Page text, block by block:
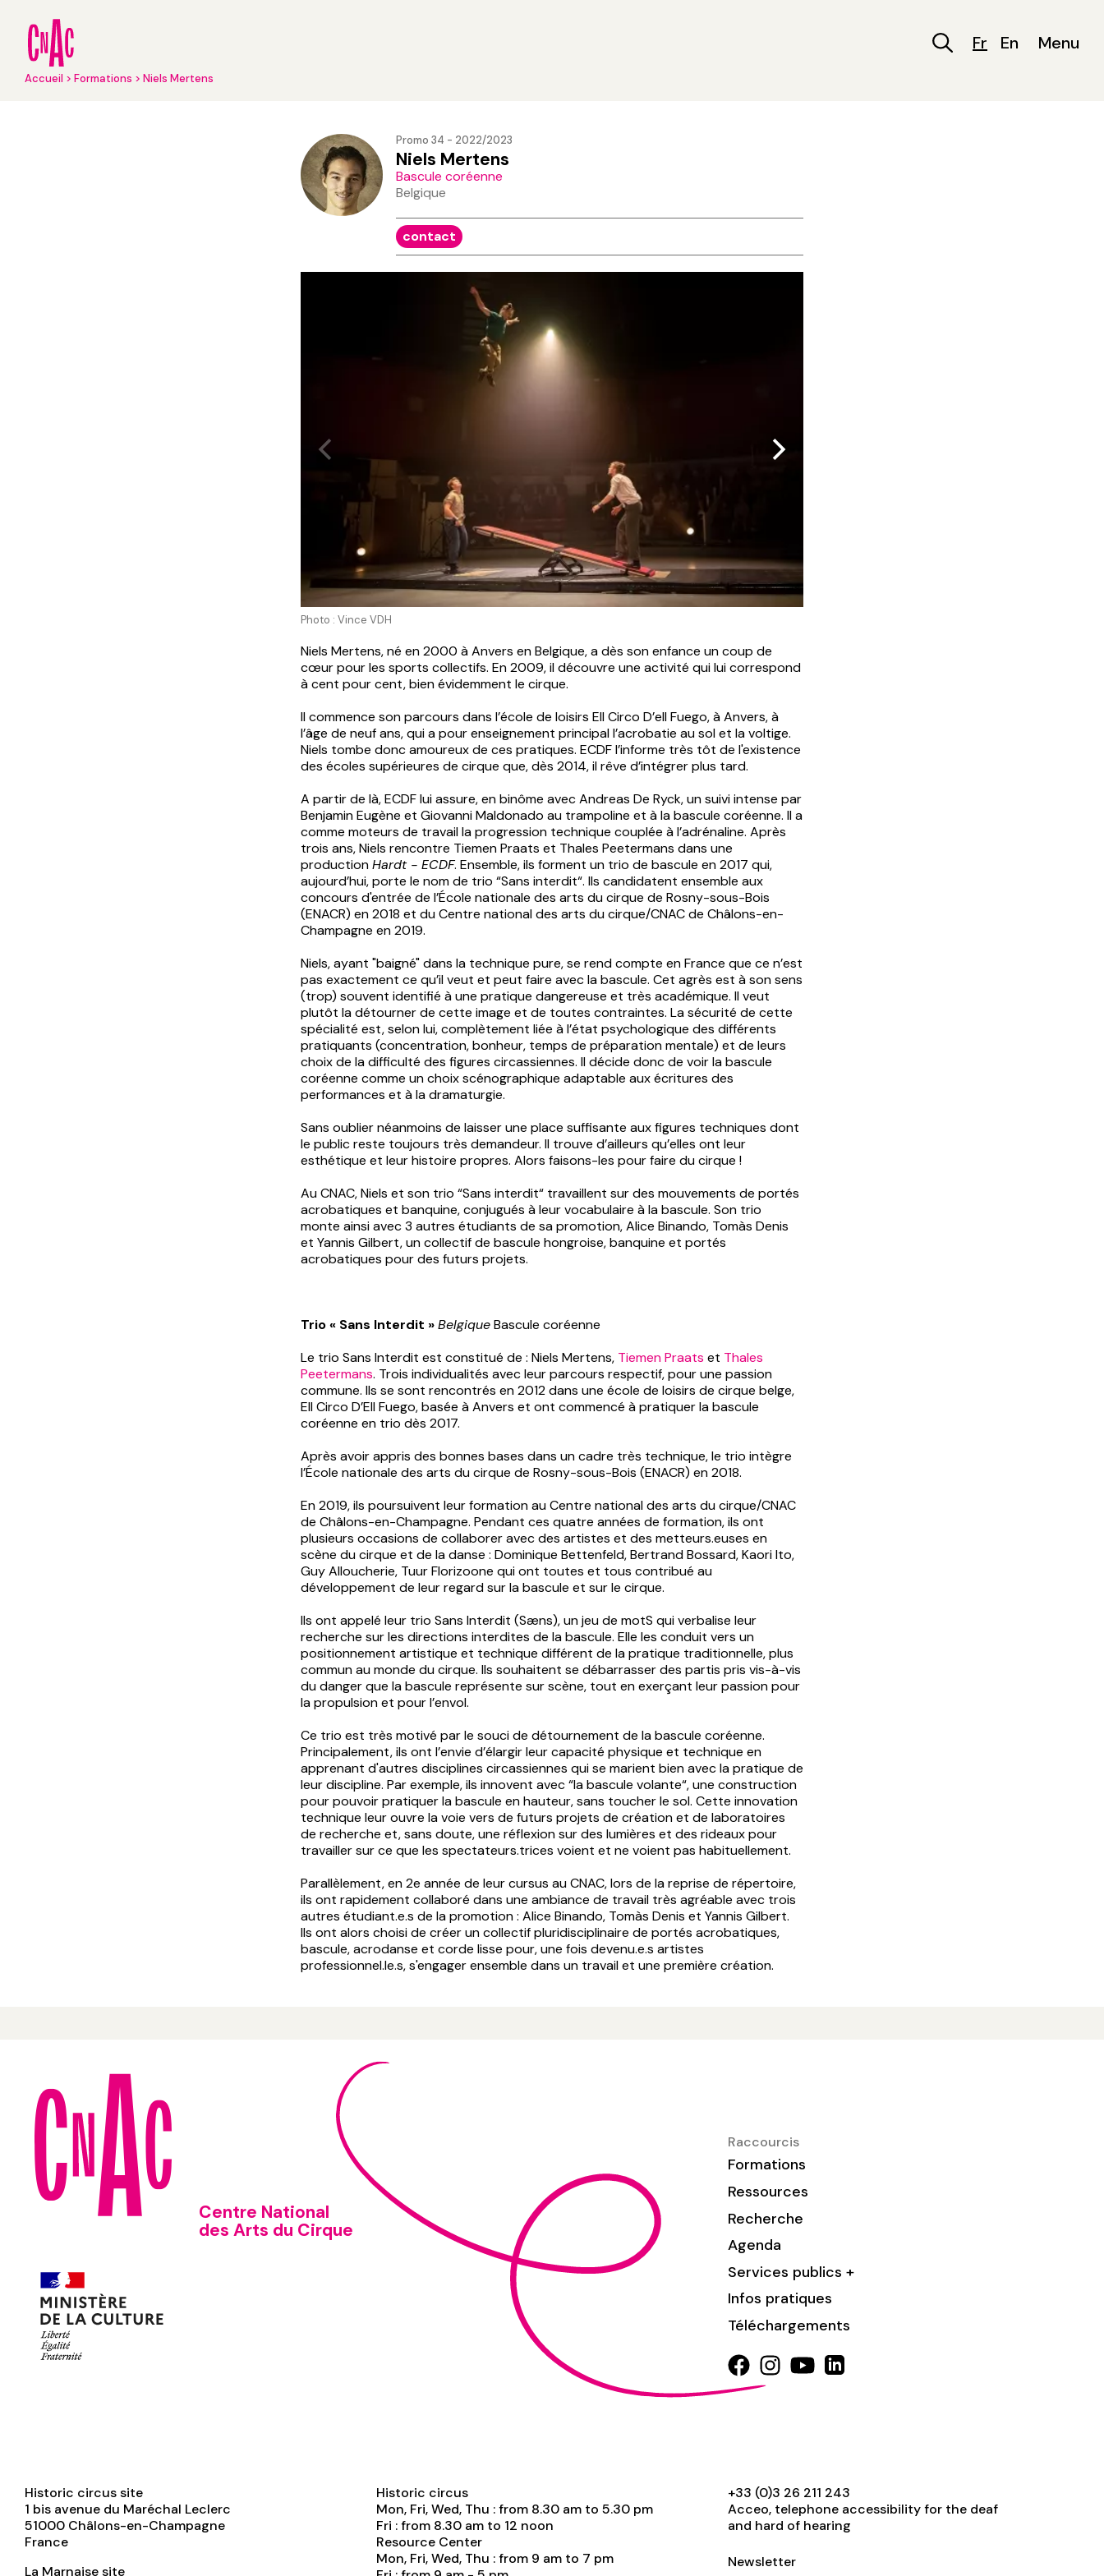
contenu
principal
Fr En Menu
Fil
Accueil Formations Niels Mertens
Promo 34 - 2022/2023
Niels Mertens
Bascule coréenne
Belgique
contact
Photo : Vince VDH
Niels Mertens, né en 2000 à Anvers en Belgique, a dès son enfance un coup de
cœur pour les sports collectifs. En 2009, il découvre une activité qui lui correspond
à cent pour cent, bien évidemment le cirque.
Il commence son parcours dans l’école de loisirs Ell Circo D’ell Fuego, à Anvers, à
l’âge de neuf ans, qui a pour enseignement principal l’acrobatie au sol et la voltige.
Niels tombe donc amoureux de ces pratiques. ECDF l’informe très tôt de l'existence
des écoles supérieures de cirque que, dès 2014, il rêve d’intégrer plus tard.
A partir de là, ECDF lui assure, en binôme avec Andreas De Ryck, un suivi intense par
Benjamin Eugène et Giovanni Maldonado au trampoline et à la bascule coréenne. Il a
comme moteurs de travail la progression technique couplée à l’adrénaline. Après
trois ans, Niels rencontre Tiemen Praats et Thales Peetermans dans une
productionHardt - ECDF. Ensemble, ils forment un trio de bascule en 2017 qui,
aujourd’hui, porte le nom de trio “Sans interdit“. Ils candidatent ensemble aux
concours d'entrée de l’École nationale des arts du cirque de Rosny-sous-Bois
(ENACR) en 2018 et du Centre national des arts du cirque/CNAC de Châlons-en-
Champagne en 2019.
Niels, ayant "baigné" dans la technique pure, se rend compte en France que ce n’est
pas exactement ce qu’il veut et peut faire avec la bascule. Cet agrès est à son sens
(trop) souvent identifié à une pratique dangereuse et très académique. Il veut
plutôt la détourner de cette image et de toutes contraintes. La sécurité de cette
spécialité est, selon lui, complètement liée à l’état psychologique des différents
pratiquants (concentration, bonheur, temps de préparation mentale) et de leurs
choix de la difficulté des figures circassiennes. Il décide donc de voir la bascule
coréenne comme un choix scénographique adaptable aux écritures des
performances et à la dramaturgie.
Sans oublier néanmoins de laisser une place suffisante aux figures techniques dont
le public reste toujours très demandeur. Il trouve d’ailleurs qu’elles ont leur
esthétique et leur histoire propres. Alors faisons-les pour faire du cirque !
Au CNAC, Niels et son trio “Sans interdit“ travaillent sur des mouvements de portés
acrobatiques et banquine, conjugués à leur vocabulaire à la bascule. Son trio
monte ainsi avec 3 autres étudiants de sa promotion, Alice Binando, Tomàs Denis
et Yannis Gilbert, un collectif de bascule hongroise, banquine et portés
acrobatiques pour des futurs projets.
Trio « Sans Interdit »BelgiqueBascule coréenne
Le trio Sans Interdit est constitué de : Niels Mertens, Tiemen Praats et Thales
Peetermans. Trois individualités avec leur parcours respectif, pour une passion
commune. Ils se sont rencontrés en 2012 dans une école de loisirs de cirque belge,
Ell Circo D’Ell Fuego, basée à Anvers et ont commencé à pratiquer la bascule
coréenne en trio dès 2017.
Après avoir appris des bonnes bases dans un cadre très technique, le trio intègre
l’École nationale des arts du cirque de Rosny-sous-Bois (ENACR) en 2018.
En 2019, ils poursuivent leur formation au Centre national des arts du cirque/CNAC
de Châlons-en-Champagne. Pendant ces quatre années de formation, ils ont
plusieurs occasions de collaborer avec des artistes et des metteurs.euses en
scène du cirque et de la danse : Dominique Bettenfeld, Bertrand Bossard, Kaori Ito,
Guy Alloucherie, Tuur Florizoone qui ont toutes et tous contribué au
développement de leur regard sur la bascule et sur le cirque.
Ils ont appelé leur trio Sans Interdit (Sæns), un jeu de motS qui verbalise leur
recherche sur les directions interdites de la bascule. Elle les conduit vers un
positionnement artistique et technique différent de la pratique traditionnelle, plus
commun au monde du cirque. Ils souhaitent se débarrasser des partis pris vis-à-vis
du danger que la bascule représente sur scène, tout en exerçant leur passion pour
la propulsion et pour l’envol.
Ce trio est très motivé par le souci de détournement de la bascule coréenne.
Principalement, ils ont l’envie d’élargir leur capacité physique et technique en
apprenant d'autres disciplines circassiennes qui se marient bien avec la pratique de
leur discipline. Par exemple, ils innovent avec “la bascule volante“, une construction
pour pouvoir pratiquer la bascule en hauteur, sans toucher le sol. Cette innovation
technique leur ouvre la voie vers de futurs projets de création et de laboratoires
de recherche et, sans doute, une réflexion sur des lumières et des rideaux pour
travailler sur ce que les spectateurs.trices voient et ne voient pas habituellement.
Parallèlement, en 2e année de leur cursus au CNAC, lors de la reprise de répertoire,
ils ont rapidement collaboré dans une ambiance de travail très agréable avec trois
autres étudiant.e.s de la promotion : Alice Binando, Tomàs Denis et Yannis Gilbert.
Ils ont alors choisi de créer un collectif pluridisciplinaire de portés acrobatiques,
bascule, acrodanse et corde lisse pour, une fois devenu.e.s artistes
professionnel.le.s, s'engager ensemble dans un travail et une première création.
Centre National
des Arts du Cirque
Raccourcis
Formations
Ressources
Recherche
Agenda
Services publics +
Infos pratiques
Téléchargements
Historic circus site
1 bis avenue du Maréchal Leclerc
51000 Châlons-en-Champagne
France
La Marnaise site
Historic circus
Mon, Fri, Wed, Thu : from 8.30 am to 5.30 pm
Fri : from 8.30 am to 12 noon
Resource Center
Mon, Fri, Wed, Thu : from 9 am to 7 pm
+33 (0)3 26 211 243
Acceo, telephone accessibility for the deaf
and hard of hearing
Newsletter